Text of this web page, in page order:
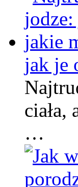
jak je
ciała,
…